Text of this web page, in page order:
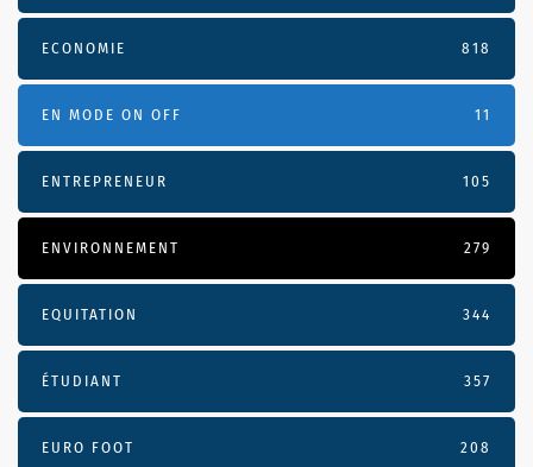
ECONOMIE 818
EN MODE ON OFF 11
ENTREPRENEUR 105
ENVIRONNEMENT 279
EQUITATION 344
ÉTUDIANT 357
EURO FOOT 208